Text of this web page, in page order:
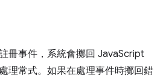
冊事件，系統會擲回 JavaScript
理常式。如果在處理事件時擲回錯